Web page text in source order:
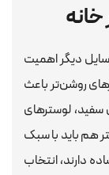
دیگر اهمیت
روشن‌تر باعث
سفید، لوسترهای
هم باید با سبک
دارند، انتخاب